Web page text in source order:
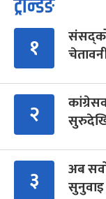
ट्रेन्डिङ
१
संसद्को
२
३
अब